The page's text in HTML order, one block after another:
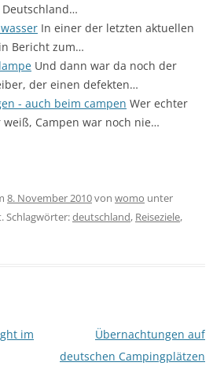
In einer der letzten aktuellen
Bericht zum…
Und dann war da noch der
der einen defekten…
- auch beim campen Wer echter
weiß, Campen war noch nie…
8. November 2010von womo unter
Schlagwörter:deutschland, Reiseziele,
im
Übernachtungen auf
deutschen Campingplätzen